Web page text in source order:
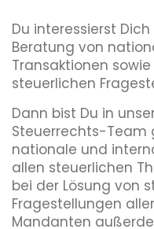
Du interessierst
Beratung von
Transaktionen
steuerlichen
Dann bist Du in
Steuerrechts-Team
nationale und
allen steuerlichen
bei der Lösung von
Fragestellungen
Mandanten